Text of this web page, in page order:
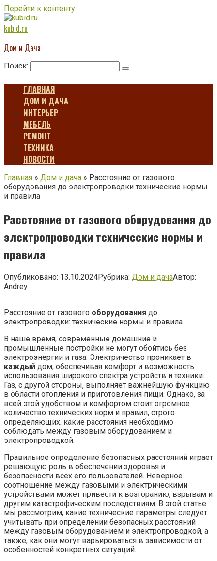
Перейти к контенту
kubid.ru
Дом и Дача
Поиск:
ГЛАВНАЯ
ДОМ И ДАЧА
ИНТЕРЬЕР
МЕБЕЛЬ
РЕМОНТ
ТЕХНИКА
НОВОСТИ
Главная » Дом и дача » Расстояние от газового
оборудования до электропроводки технические нормы
и правила
Расстояние от газового оборудования до
электропроводки технические нормы и
правила
Опубликовано: 13.10.2024Рубрика: Дом и дачаАвтор:
Andrey
Расстояние от газового оборудования до
электропроводки: технические нормы и правила
В наше время, современные домашние и
промышленные постройки не могут обойтись без
электроэнергии и газа. Электричество проникает в
каждый дом, обеспечивая комфорт и возможность
использования широкого спектра устройств и техники.
Газ, с другой стороны, выполняет важнейшую функцию
в области отопления и приготовления пищи. Однако, за
всей этой удобством и комфортом стоит огромное
количество технических норм и правил, строго
определяющих, какие расстояния необходимо
соблюдать между газовым оборудованием и
электропроводкой.
Правильное определение безопасных расстояний играет
решающую роль в обеспечении здоровья и
безопасности всех его пользователей. Неверное
соотношение между газовыми и электрическими
устройствами может привести к возгоранию, взрывам и
другим катастрофическим последствиям. В этой статье
мы рассмотрим, какие технические параметры следует
учитывать при определении безопасных расстояний
между газовым оборудованием и электропроводкой, а
также, как они могут варьироваться в зависимости от
особенностей конкретных ситуаций.